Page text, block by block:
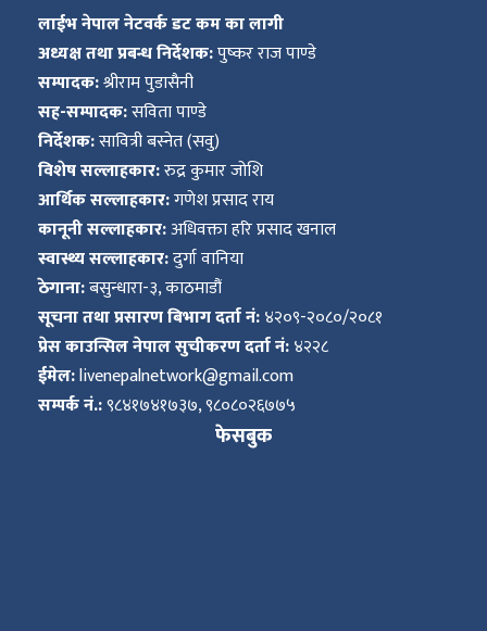
लाईभ नेपाल नेटवर्क डट कम का लागी
अध्यक्ष तथा प्रबन्ध निर्देशक:पुष्कर राज पाण्डे
सम्पादक:श्रीराम पुडासैनी
सह-सम्पादक:सविता पाण्डे
निर्देशक:सावित्री बस्नेत (सवु)
विशेष सल्लाहकार:रुद्र कुमार जोशि
आर्थिक सल्लाहकार:गणेश प्रसाद राय
कानूनी सल्लाहकार:अधिवक्ता हरि प्रसाद खनाल
स्वास्थ्य सल्लाहकार:दुर्गा वानिया
ठेगाना:बसुन्धारा-३, काठमाडौं
सूचना तथा प्रसारण बिभाग दर्ता नं:४२०९-२०८०/२०८१
प्रेस काउन्सिल नेपाल सुचीकरण दर्ता नं:४२२८
ईमेल:livenepalnetwork@gmail.com
सम्पर्क नं.:९८४१७४१७३७, ९८०८०२६७७५
फेसबुक